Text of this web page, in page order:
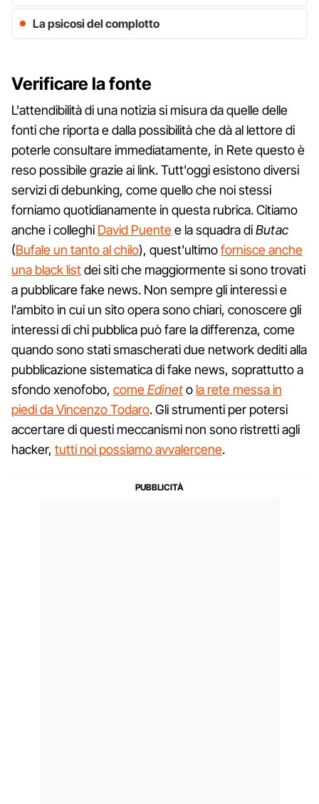
La psicosi del complotto
Verificare la fonte
L'attendibilità di una notizia si misura da quelle delle
fonti che riporta e dalla possibilità che dà al lettore di
poterle consultare immediatamente, in Rete questo è
reso possibile grazie ai link. Tutt'oggi esistono diversi
servizi di debunking, come quello che noi stessi
forniamo quotidianamente in questa rubrica. Citiamo
anche i colleghi David Puentee la squadra diButac
(Bufale un tanto al chilo), quest'ultimofornisce anche
una black listdei siti che maggiormente si sono trovati
a pubblicare fake news. Non sempre gli interessi e
l'ambito in cui un sito opera sono chiari, conoscere gli
interessi di chi pubblica può fare la differenza, come
quando sono stati smascherati due network dediti alla
pubblicazione sistematica di fake news, soprattutto a
sfondo xenofobo, comeEdineto la rete messa in
piedi da Vincenzo Todaro. Gli strumenti per potersi
accertare di questi meccanismi non sono ristretti agli
hacker, tutti noi possiamo avvalercene.